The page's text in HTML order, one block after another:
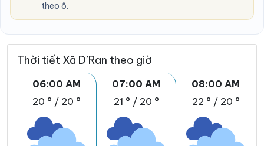
theo ô.
Thời tiết Xã D’Ran theo giờ
06:00 AM
20 ° / 20 °
07:00 AM
21 ° / 20 °
08:00 AM
22 ° / 20 °